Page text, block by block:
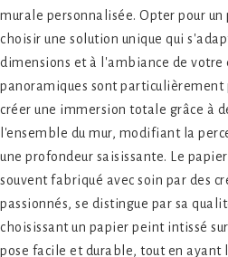
murale personnalisée. Opter pour
choisir une solution unique qui
dimensions et à l'ambiance de votre
panoramiques sont particulièrement
créer une immersion totale grâce à
l'ensemble du mur, modifiant la
une profondeur saisissante. Le
souvent fabriqué avec soin par des
passionnés, se distingue par sa
choisissant un papier peint intissé
pose facile et durable, tout en ayant